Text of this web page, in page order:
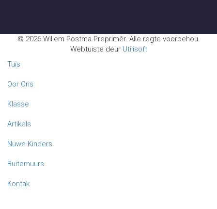
© 2026 Willem Postma Preprimêr. Alle regte voorbehou.
Webtuiste deur Utilisoft
Tuis
Oor Ons
Klasse
Artikels
Nuwe Kinders
Buitemuurs
Kontak